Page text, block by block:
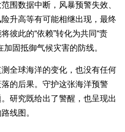
围数据中断，风暴预警失效、
升高等有可能相继出现，最终
彼此的“依赖”转化为共同“责
固抵御气候灾害的防线。
球海洋的变化，也没有任何
的后果。守护这张海洋预警
研究既给出了警醒，也呈现出
线图。